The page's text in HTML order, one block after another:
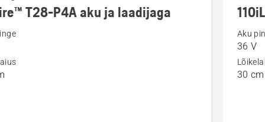
T28-P4A aku ja laadijaga
rohkem
toote
110iL
Aku
36 V
30 cm